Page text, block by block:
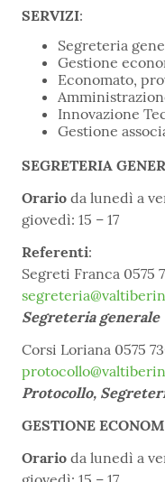
SERVIZI:
Segreteria
Gestione
Economato,
Innovazione
Gestione
SEGRETERIA
Orario da lunedì a
giovedì: 15 – 17
Referenti:
Segreti Franca 0575
Segreteria generale
Corsi Loriana 0575
Protocollo,
GESTIONE
Orario da lunedì a